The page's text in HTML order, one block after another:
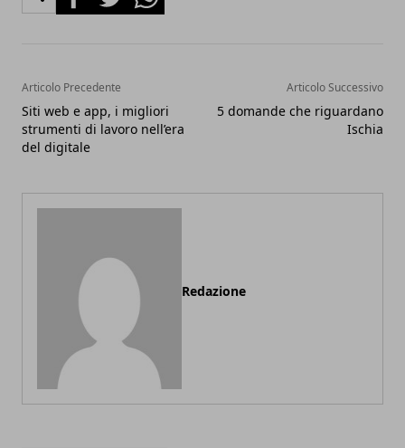
Articolo Precedente
Siti web e app, i migliori
strumenti di lavoro nell’era
del digitale
Articolo Successivo
5 domande che riguardano
Ischia
Redazione